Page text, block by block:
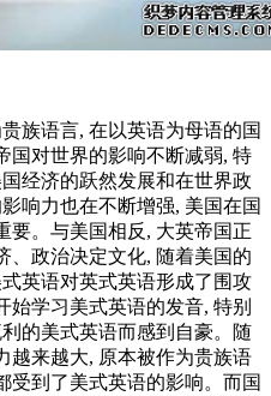
语言, 在以英语为母语的国
国对世界的影响不断减弱, 特
经济的跃然发展和在世界政
响力也在不断增强, 美国在国
要。与美国相反, 大英帝国正
、政治决定文化, 随着美国的
英语对英式英语形成了围攻
始学习美式英语的发音, 特别
的美式英语而感到自豪。随
越来越大, 原本被作为贵族语
受到了美式英语的影响。而国